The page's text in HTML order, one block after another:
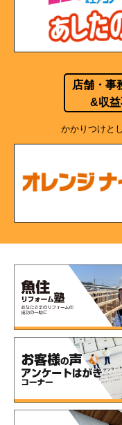
店舗・事
&収
かかりつけと